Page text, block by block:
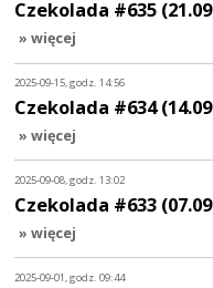
Czekolada #635
» więcej
2025-09-15, godz. 14:56
Czekolada #634
» więcej
2025-09-08, godz. 13:02
Czekolada #633
» więcej
2025-09-01, godz. 09:44